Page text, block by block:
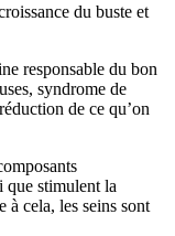
du buste et
responsable du bon
syndrome de
de ce qu’on
que stimulent la
à cela, les seins sont